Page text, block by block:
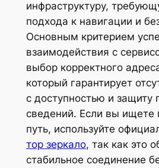
инфраструктуру,
подхода к навигации и
Основным критерием
взаимодействия с
выбор корректного
который гарантирует
с доступностью и защиту
сведений. Если вы ищете
путь, используйте
тор зеркало, так как это
стабильное соединение